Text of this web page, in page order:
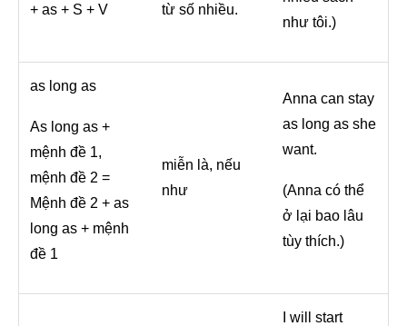
+ as + S + V
từ số nhiều.
như tôi.)
as long as
As long as +
mệnh đề 1,
mệnh đề 2 =
Mệnh đề 2 + as
long as + mệnh
đề 1
miễn là, nếu
như
Anna can stay
as long as she
want.
(Anna có thể
ở lại bao lâu
tùy thích.)
I will start